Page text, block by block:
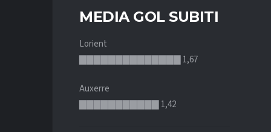
MEDIA GOL SUBITI
Lorient
▇▇▇▇▇▇▇▇▇▇▇▇▇▇ 1,67
Auxerre
▇▇▇▇▇▇▇▇▇▇▇ 1,42